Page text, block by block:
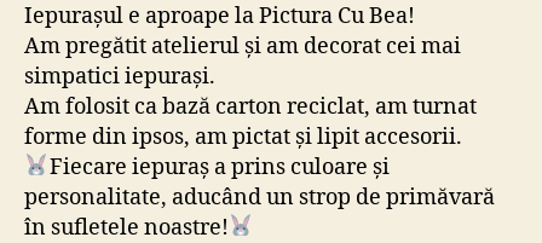
Iepurașul e aproape la Pictura Cu Bea!
Am pregătit atelierul și am decorat cei mai
simpatici iepurași.
Am folosit ca bază carton reciclat, am turnat
forme din ipsos, am pictat și lipit accesorii.
Fiecare iepuraș a prins culoare și
personalitate, aducând un strop de primăvară
în sufletele noastre!